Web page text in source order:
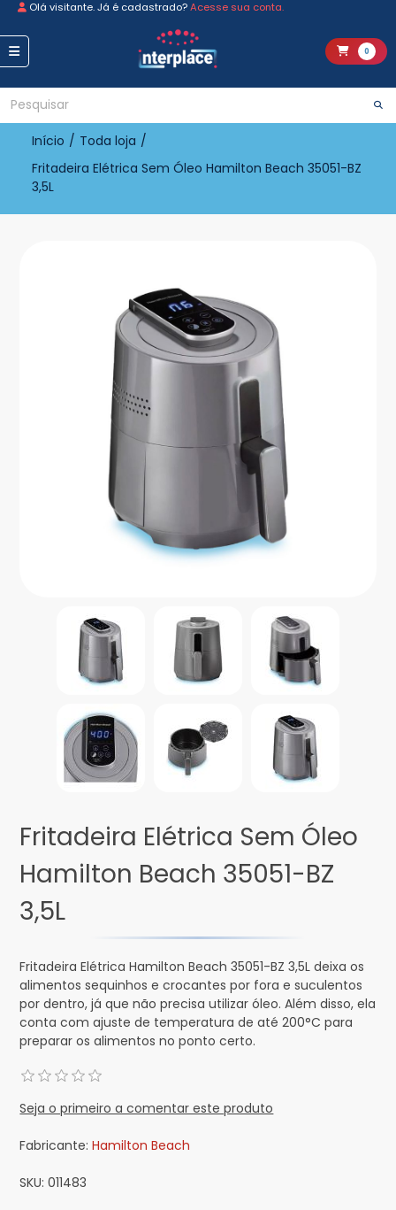
Olá visitante. Já é cadastrado?Acesse sua conta.
0
Início / Toda loja /
Fritadeira Elétrica Sem Óleo Hamilton Beach 35051-BZ
3,5L
Fritadeira Elétrica Sem Óleo
Hamilton Beach 35051-BZ
3,5L
Fritadeira Elétrica Hamilton Beach 35051-BZ 3,5L deixa os
alimentos sequinhos e crocantes por fora e suculentos
por dentro, já que não precisa utilizar óleo. Além disso, ela
conta com ajuste de temperatura de até 200°C para
preparar os alimentos no ponto certo.
Seja o primeiro a comentar este produto
Fabricante: Hamilton Beach
SKU: 011483